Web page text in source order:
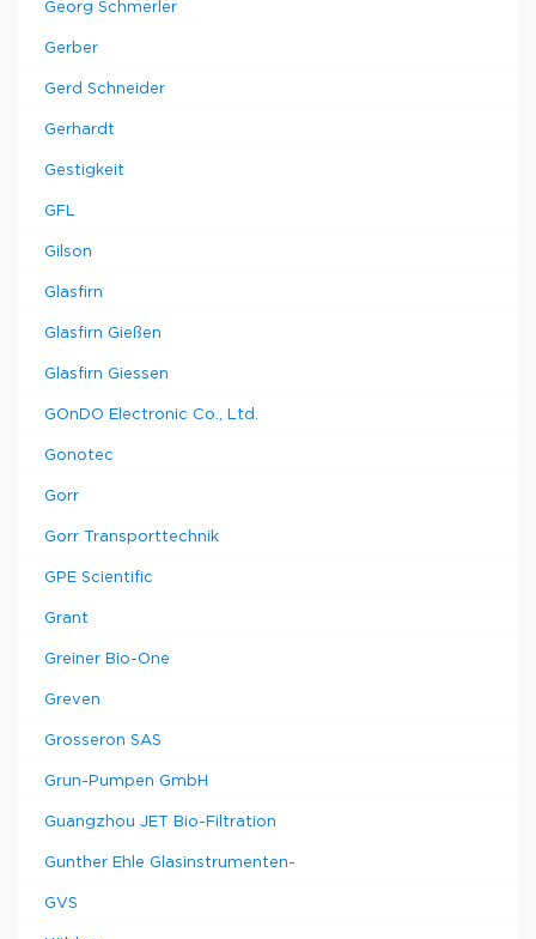
Georg Schmerler
Gerber
Gerd Schneider
Gerhardt
Gestigkeit
GFL
Gilson
Glasfirn
Glasfirn Gießen
Glasfirn Giessen
GOnDO Electronic Co., Ltd.
Gonotec
Gorr
Gorr Transporttechnik
GPE Scientific
Grant
Greiner Bio-One
Greven
Grosseron SAS
Grun-Pumpen GmbH
Guangzhou JET Bio-Filtration
Gunther Ehle Glasinstrumenten-
GVS